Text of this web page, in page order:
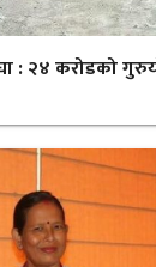
: २४ करोडको